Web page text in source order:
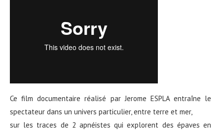
Ce film documentaire réalisé par Jerome ESPLA entraîne le
spectateur dans un univers particulier, entre terre et mer,
sur les traces de 2 apnéistes qui explorent des épaves en